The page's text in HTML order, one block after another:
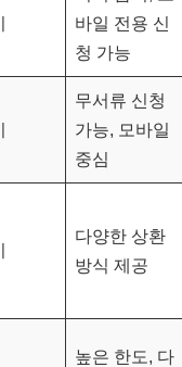
바일 전용 신
청 가능
무서류 신청
가능, 모바일
중심
다양한 상환
방식 제공
높은 한도, 다